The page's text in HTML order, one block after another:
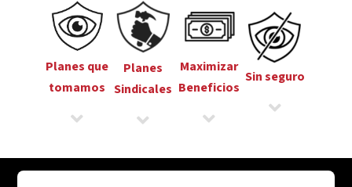
Planes que
tomamos
Planes
Sindicales
Maximizar
Beneficios
Sin seguro